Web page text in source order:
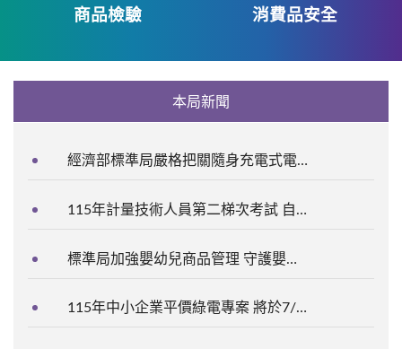
商品檢驗 消費品安全
本局新聞
經濟部標準局嚴格把關隨身充電式電器商品安全
115年計量技術人員第二梯次考試 自7月13日起開放報名
標準局加強嬰幼兒商品管理 守護嬰幼兒安全
115年中小企業平價綠電專案 將於7/7起開放登記